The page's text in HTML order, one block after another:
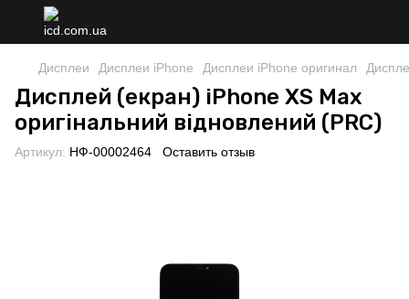
Дисплеи Дисплеи iPhone Дисплеи iPhone оригинал
Дисплей (екран) iPhone XS Max
оригінальний відновлений (PRC)
Артикул: НФ-00002464 Оставить отзыв